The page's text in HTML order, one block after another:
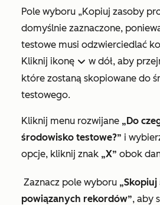
Pole wyboru „Kopiuj zasoby
domyślnie zaznaczone,
testowe musi odzwierciedlać
Kliknij ikonę downIcon w dół, aby
które zostaną skopiowane do
testowego.
Kliknij menu rozwijane „Do
środowisko testowe?” i
opcje, kliknij znak „X” obok
Zaznacz pole wyboru
powiązanych rekordów”, aby